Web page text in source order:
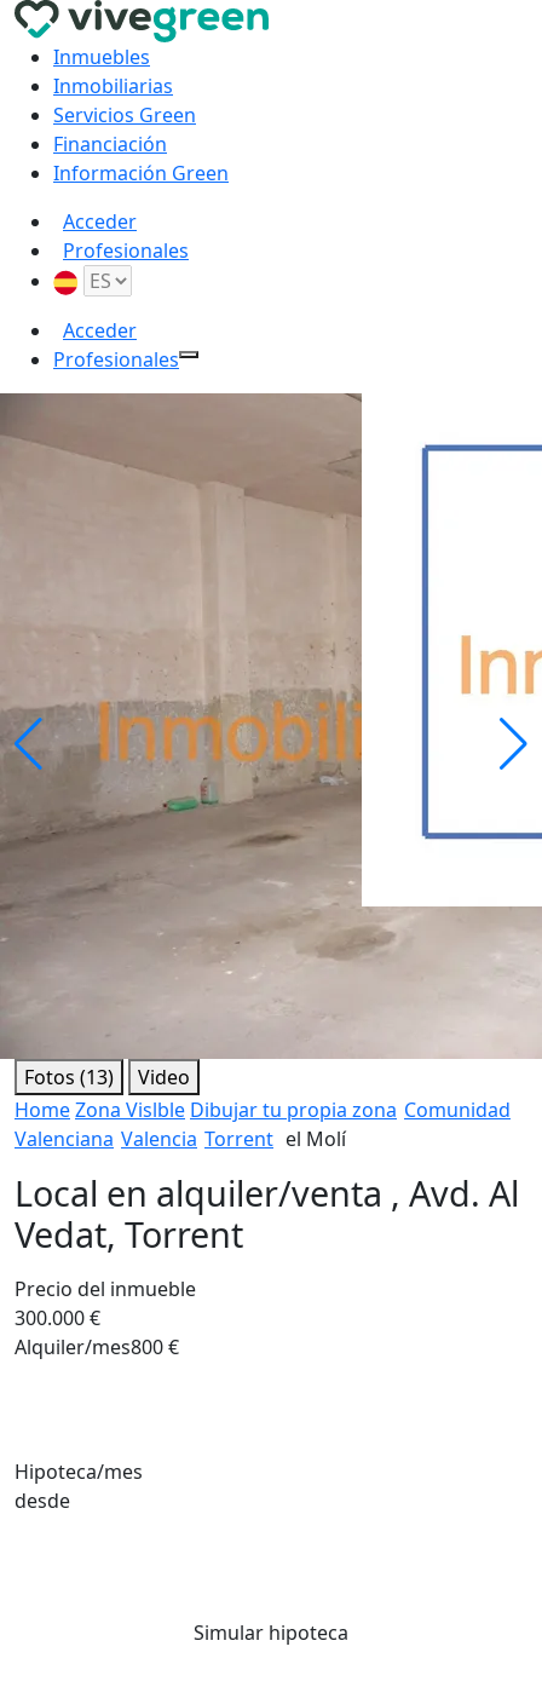
Inmuebles
Inmobiliarias
Servicios Green
Financiación
Información Green
Acceder
Profesionales
Acceder
Profesionales
Fotos (13)
Video
HomeZona Vislble Dibujar tu propia zona Comunidad
Valenciana Valencia Torrent el Molí
Local en alquiler/venta , Avd. Al
Vedat, Torrent
Precio del inmueble
300.000 €
Alquiler/mes800 €
Hipoteca/mes
desde
Simular hipoteca